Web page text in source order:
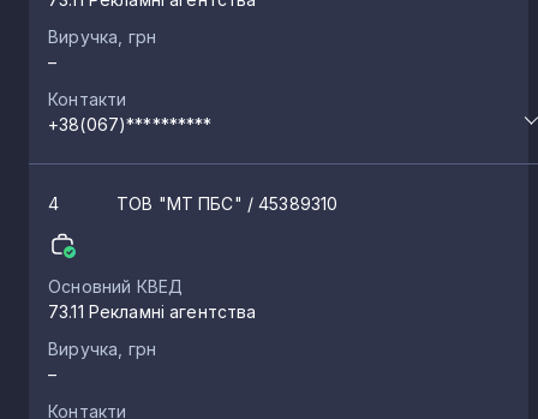
Ланівці
Великі Гаї
Ренів
Виручка, грн
–
Контакти
+38(067)**********
4 ТОВ "МТ ПБС" / 45389310
Основний КВЕД
73.11 Рекламні агентства
Виручка, грн
–
Контакти